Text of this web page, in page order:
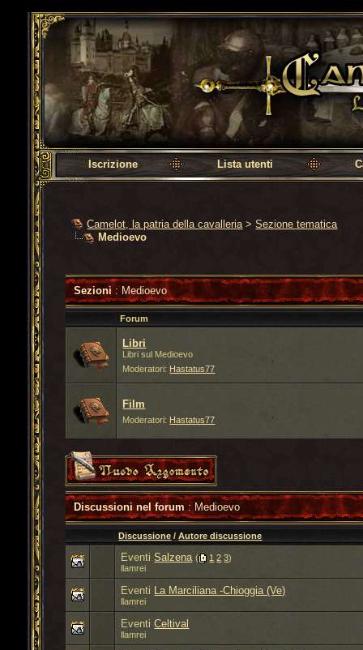
Camelot, la patria della cavalleria
Iscrizione Lista utenti
Camelot, la patria della cavalleria >Sezione tematica
Medioevo
Sezioni: Medioevo
Forum
Libri
Libri sul Medioevo
Moderatori: Hastatus77
Film
Moderatori: Hastatus77
Discussioni nel forum: Medioevo
Discussione /Autore discussione
EventiSalzena‎( 1 2 3)
llamrei
Eventi La Marciliana -Chioggia (Ve)
llamrei
EventiCeltival
llamrei